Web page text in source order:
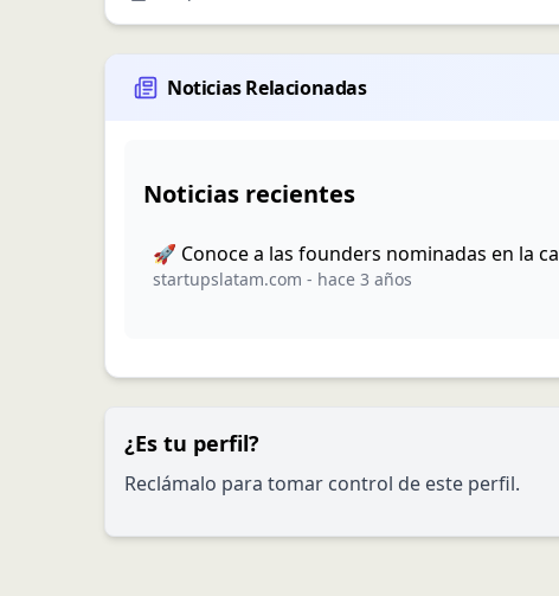
Noticias Relacionadas
Noticias recientes
🚀 Conoce a las founders nominadas en la
startupslatam.com - hace 3 años
¿Es tu perfil?
Reclámalo para tomar control de este perfil.